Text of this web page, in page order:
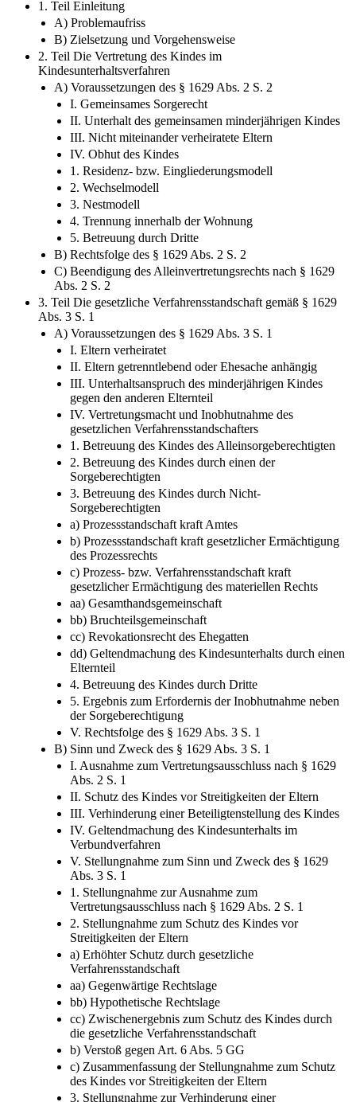
1. Teil Einleitung
A) Problemaufriss
B) Zielsetzung und Vorgehensweise
2. Teil Die Vertretung des Kindes im
Kindesunterhaltsverfahren
A) Voraussetzungen des § 1629 Abs. 2 S. 2
I. Gemeinsames Sorgerecht
II. Unterhalt des gemeinsamen minderjährigen Kindes
III. Nicht miteinander verheiratete Eltern
IV. Obhut des Kindes
1. Residenz- bzw. Eingliederungsmodell
2. Wechselmodell
3. Nestmodell
4. Trennung innerhalb der Wohnung
5. Betreuung durch Dritte
B) Rechtsfolge des § 1629 Abs. 2 S. 2
C) Beendigung des Alleinvertretungsrechts nach § 1629
Abs. 2 S. 2
3. Teil Die gesetzliche Verfahrensstandschaft gemäß § 1629
Abs. 3 S. 1
A) Voraussetzungen des § 1629 Abs. 3 S. 1
I. Eltern verheiratet
II. Eltern getrenntlebend oder Ehesache anhängig
III. Unterhaltsanspruch des minderjährigen Kindes
gegen den anderen Elternteil
IV. Vertretungsmacht und Inobhutnahme des
gesetzlichen Verfahrensstandschafters
1. Betreuung des Kindes des Alleinsorgeberechtigten
2. Betreuung des Kindes durch einen der
Sorgeberechtigten
3. Betreuung des Kindes durch Nicht-
Sorgeberechtigten
a) Prozessstandschaft kraft Amtes
b) Prozessstandschaft kraft gesetzlicher Ermächtigung
des Prozessrechts
c) Prozess- bzw. Verfahrensstandschaft kraft
gesetzlicher Ermächtigung des materiellen Rechts
aa) Gesamthandsgemeinschaft
bb) Bruchteilsgemeinschaft
cc) Revokationsrecht des Ehegatten
dd) Geltendmachung des Kindesunterhalts durch einen
Elternteil
4. Betreuung des Kindes durch Dritte
5. Ergebnis zum Erfordernis der Inobhutnahme neben
der Sorgeberechtigung
V. Rechtsfolge des § 1629 Abs. 3 S. 1
B) Sinn und Zweck des § 1629 Abs. 3 S. 1
I. Ausnahme zum Vertretungsausschluss nach § 1629
Abs. 2 S. 1
II. Schutz des Kindes vor Streitigkeiten der Eltern
III. Verhinderung einer Beteiligtenstellung des Kindes
IV. Geltendmachung des Kindesunterhalts im
Verbundverfahren
V. Stellungnahme zum Sinn und Zweck des § 1629
Abs. 3 S. 1
1. Stellungnahme zur Ausnahme zum
Vertretungsausschluss nach § 1629 Abs. 2 S. 1
2. Stellungnahme zum Schutz des Kindes vor
Streitigkeiten der Eltern
a) Erhöhter Schutz durch gesetzliche
Verfahrensstandschaft
aa) Gegenwärtige Rechtslage
bb) Hypothetische Rechtslage
cc) Zwischenergebnis zum Schutz des Kindes durch
die gesetzliche Verfahrensstandschaft
b) Verstoß gegen Art. 6 Abs. 5 GG
c) Zusammenfassung der Stellungnahme zum Schutz
des Kindes vor Streitigkeiten der Eltern
3. Stellungnahme zur Verhinderung einer